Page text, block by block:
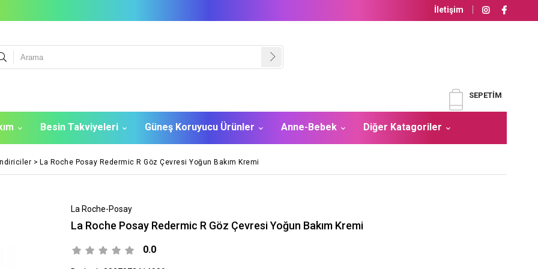
İletişim
SEPETIM
Besin Takviyeleri Güneş Koruyucu Ürünler Anne-Bebek Diğer Katagoriler
> La Roche Posay Redermic R Göz Çevresi Yoğun Bakım Kremi
La Roche-Posay
La Roche Posay Redermic R Göz Çevresi Yoğun Bakım Kremi
0.0